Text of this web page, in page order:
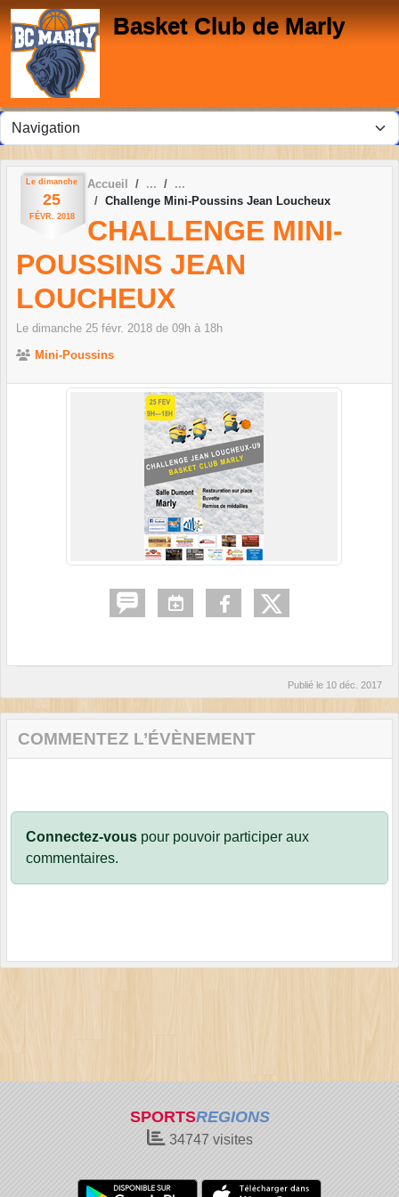
Basket Club de Marly
Le dimanche
25
FÉVR. 2018
Accueil
Challenge Mini-Poussins Jean Loucheux
CHALLENGE MINI-
POUSSINS JEAN
LOUCHEUX
Le dimanche 25 févr. 2018 de 09h à 18h
Mini-Poussins
Publié le 10 déc. 2017
COMMENTEZ L’ÉVÈNEMENT
Connectez-vous pour pouvoir participer aux
commentaires.
SPORTSREGIONS
34747 visites
Panneau de gestion des cookies